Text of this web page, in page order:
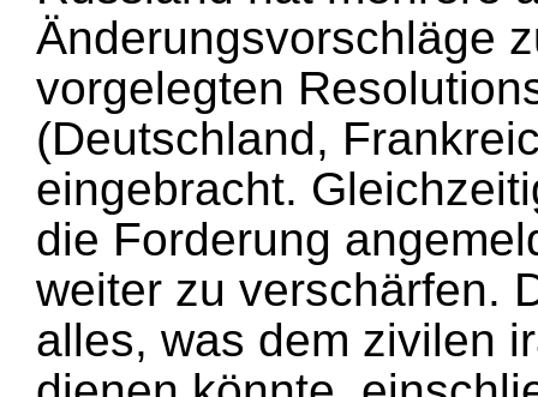
Änderungsvorschläge
vorgelegten
(Deutschland,
eingebracht.
die Forderung
weiter zu verschärfen.
alles, was dem zivilen